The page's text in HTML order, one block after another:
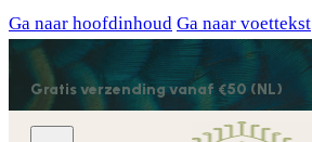
Ga naar hoofdinhoud Ga naar voettekst
Gratis verzending vanaf €50 (NL)